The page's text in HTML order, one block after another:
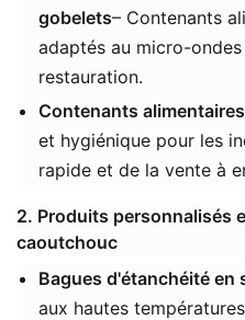
gobelets– Contenants
adaptés au micro-
restauration.
Contenants
et hygiénique pour les
rapide et de la vente à
2. Produits personnalisés
caoutchouc
Bagues d'étanchéité en
aux hautes